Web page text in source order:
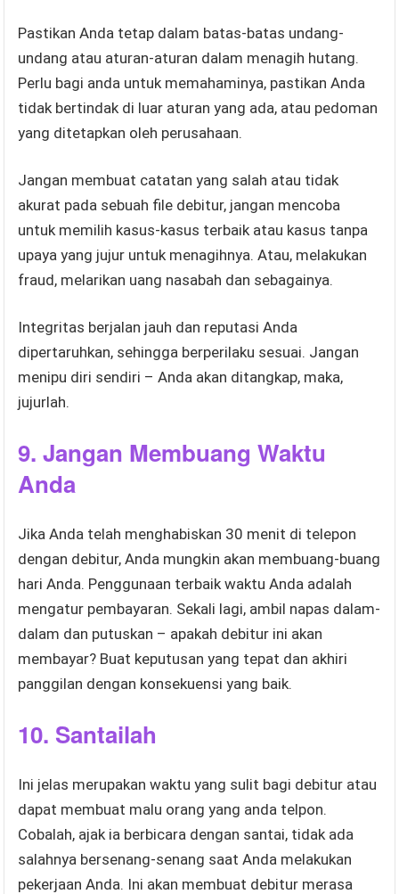
Pastikan Anda tetap dalam batas-batas undang-
undang atau aturan-aturan dalam menagih hutang.
Perlu bagi anda untuk memahaminya, pastikan Anda
tidak bertindak di luar aturan yang ada, atau pedoman
yang ditetapkan oleh perusahaan.
Jangan membuat catatan yang salah atau tidak
akurat pada sebuah file debitur, jangan mencoba
untuk memilih kasus-kasus terbaik atau kasus tanpa
upaya yang jujur ​​untuk menagihnya. Atau, melakukan
fraud, melarikan uang nasabah dan sebagainya.
Integritas berjalan jauh dan reputasi Anda
dipertaruhkan, sehingga berperilaku sesuai. Jangan
menipu diri sendiri – Anda akan ditangkap, maka,
jujurlah.
9. Jangan Membuang Waktu
Anda
Jika Anda telah menghabiskan 30 menit di telepon
dengan debitur, Anda mungkin akan membuang-buang
hari Anda. Penggunaan terbaik waktu Anda adalah
mengatur pembayaran. Sekali lagi, ambil napas dalam-
dalam dan putuskan – apakah debitur ini akan
membayar? Buat keputusan yang tepat dan akhiri
panggilan dengan konsekuensi yang baik.
10. Santailah
Ini jelas merupakan waktu yang sulit bagi debitur atau
dapat membuat malu orang yang anda telpon.
Cobalah, ajak ia berbicara dengan santai, tidak ada
salahnya bersenang-senang saat Anda melakukan
pekerjaan Anda. Ini akan membuat debitur merasa